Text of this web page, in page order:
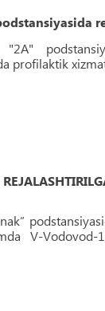
profilaktik
V-